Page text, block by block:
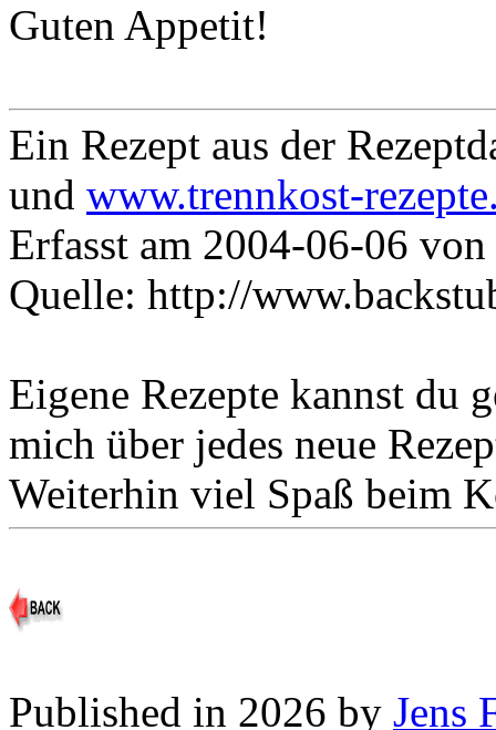
Guten Appetit!
Ein Rezept aus der
und www.trennkost-
Erfasst am 2004-06-06 von
Quelle: http://
Eigene Rezepte kannst du
mich über jedes neue
Weiterhin viel Spaß beim
Published in 2026 by Jens